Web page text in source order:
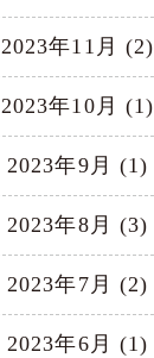
2023年11月 (2)
2023年10月 (1)
2023年9月 (1)
2023年8月 (3)
2023年7月 (2)
2023年6月 (1)